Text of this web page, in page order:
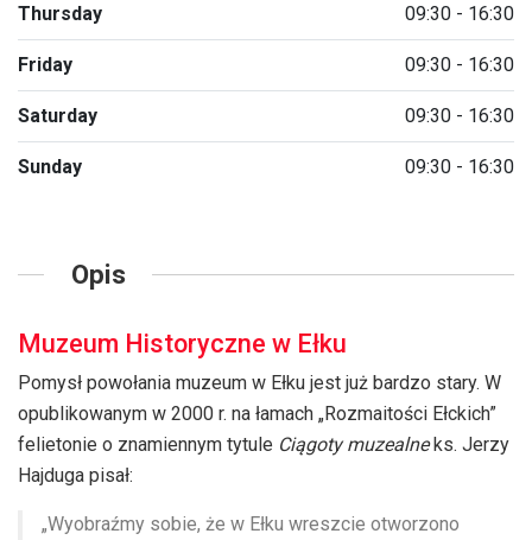
Thursday 09:30 - 16:30
Friday 09:30 - 16:30
Saturday 09:30 - 16:30
Sunday 09:30 - 16:30
Opis
Muzeum Historyczne w Ełku
Pomysł powołania muzeum w Ełku jest już bardzo stary. W
opublikowanym w 2000 r. na łamach „Rozmaitości Ełckich”
felietonie o znamiennym tytule Ciągoty muzealneks. Jerzy
Hajduga pisał:
„Wyobraźmy sobie, że w Ełku wreszcie otworzono